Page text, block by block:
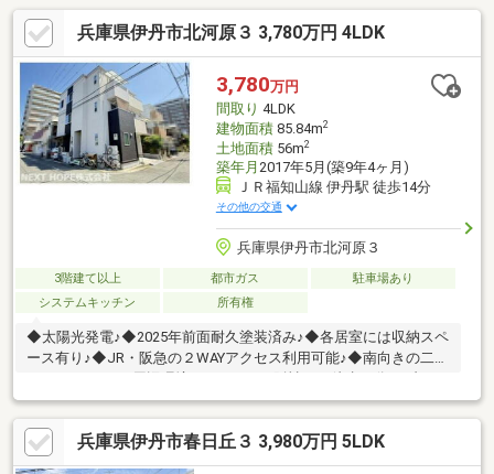
付けキッチンですので、料理に集中しやすく、リビングを広く使
えます！■ショッピングセンター【イズミヤ】と【イオンモール
伊丹昆陽】が徒歩10分以内にございますので、生活利便性良好で
す！～周辺施設～はなさと幼稚園・・・約186ｍ西伊丹保育
園・・・約217ｍ花里小学校・・・約240ｍ松崎中学校・・・約
764ｍ
兵庫県伊丹市北河原３ 3,780万円 4LDK
3,780万円
間取り 4LDK
建物面積85.84m2
土地面積56m2
築年月 2017年5月(築9年4ヶ月)
ＪＲ福知山線 伊丹駅 徒歩14分
その他の交通
兵庫県伊丹市北河原３
3階建て以上 都市ガス
駐車場あり
システムキッチン
所有権
◆太陽光発電♪◆2025年前面耐久塗装済み♪◆各居室には収納スペ
ース有り♪◆JR・阪急の２WAYアクセス利用可能♪◆南向きの二面
レブン 伊丹北本町3丁目店まで徒歩５分伊丹緑地まで徒歩６分ロ
ーソン 伊丹北本町二丁目店まで徒歩８分北伊丹郵便局まで徒歩６
分◇伊丹小学校まで徒歩１５分◇北中学校まで徒歩１０分◆◇◆
今すぐご覧になられたい方◆◇◆【電話で問い合わせ】をタップ
兵庫県伊丹市春日丘３ 3,980万円 5LDK